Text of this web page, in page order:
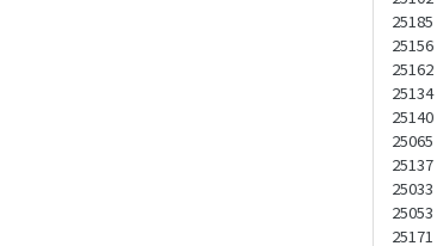
25185
25156
25162
25134
25140
25065
25137
25033
25053
25171